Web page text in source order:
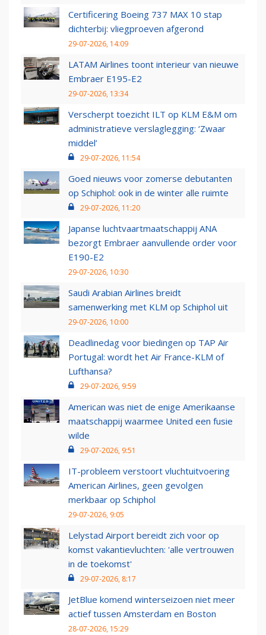
Certificering Boeing 737 MAX 10 stap
dichterbij: vliegproeven afgerond
29-07-2026, 14:09
LATAM Airlines toont interieur van nieuwe
Embraer E195-E2
29-07-2026, 13:34
Verscherpt toezicht ILT op KLM E&M om
administratieve verslaglegging: ‘Zwaar
middel’
29-07-2026, 11:54
Goed nieuws voor zomerse debutanten
op Schiphol: ook in de winter alle ruimte
29-07-2026, 11:20
Japanse luchtvaartmaatschappij ANA
bezorgt Embraer aanvullende order voor
E190-E2
29-07-2026, 10:30
Saudi Arabian Airlines breidt
samenwerking met KLM op Schiphol uit
29-07-2026, 10:00
Deadlinedag voor biedingen op TAP Air
Portugal: wordt het Air France-KLM of
Lufthansa?
29-07-2026, 9:59
American was niet de enige Amerikaanse
maatschappij waarmee United een fusie
wilde
29-07-2026, 9:51
IT-probleem verstoort vluchtuitvoering
American Airlines, geen gevolgen
merkbaar op Schiphol
29-07-2026, 9:05
Lelystad Airport bereidt zich voor op
komst vakantievluchten: 'alle vertrouwen
in de toekomst'
29-07-2026, 8:17
JetBlue komend winterseizoen niet meer
actief tussen Amsterdam en Boston
28-07-2026, 15:29